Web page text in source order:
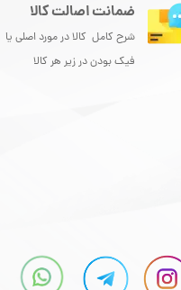
ضمانت اصالت کالا
شرح کامل کالا در مورد اصلی یا
فیک بودن در زیر هر کالا